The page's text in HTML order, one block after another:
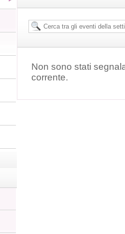
Non sono stati
corrente.